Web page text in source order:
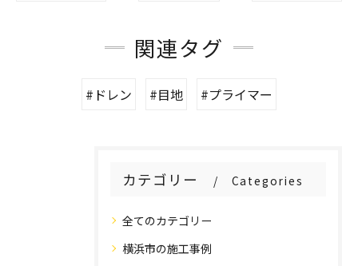
関連タグ
#ドレン #目地 #プライマー
カテゴリー Categories
全てのカテゴリー
横浜市の施工事例